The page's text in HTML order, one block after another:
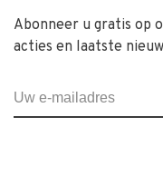
Abonneer u gratis op
acties en laatste